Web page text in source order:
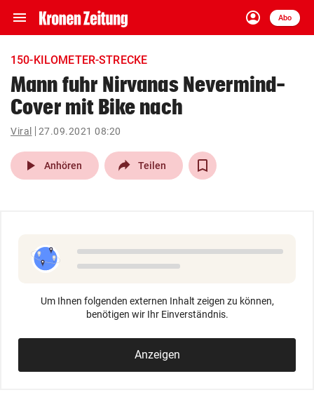
menu Navigation
ein-/ausklappen
account_circle
Anmelden
Abo
close Schließen
account_circle Anmelden
pin_drop
Wien arrow_right
search
eingeben
150-KILOMETER-STRECKE
Mann fuhr Nirvanas Nevermind-
Cover mit Bike nach
Viral 27.09.2021 08:20
play_arrow Anhören Teilen
Um Ihnen folgenden externen Inhalt zeigen zu können,
benötigen wir Ihr Einverständnis.
Anzeigen